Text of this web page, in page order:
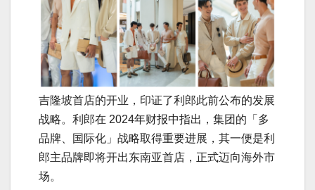
吉隆坡首店的开业，印证了利郎此前公布的发展
战略。利郎在 2024年财报中指出，集团的「多
品牌、国际化」战略取得重要进展，其一便是利
郎主品牌即将开出东南亚首店，正式迈向海外市
场。